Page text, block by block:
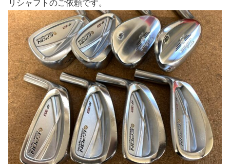
リシャフトのご依頼です。